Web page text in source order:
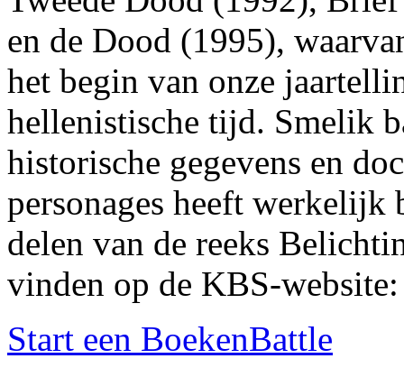
en de Dood (1995),
het begin van onze
hellenistische tijd. Smelik
historische gegevens en
personages heeft werkelijk
delen van de reeks
vinden op de KBS-
Start een BoekenBattle